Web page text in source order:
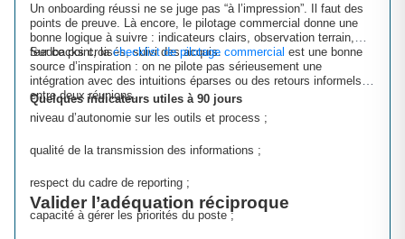
Un onboarding réussi ne se juge pas “à l’impression”. Il faut des
points de preuve. Là encore, le pilotage commercial donne une
bonne logique à suivre : indicateurs clairs, observation terrain,
feedbacks croisés, suivi des acquis.
Sur ce point, lachecklist de pilotage commercial est une bonne
source d’inspiration : on ne pilote pas sérieusement une
intégration avec des intuitions éparses ou des retours informels
entre deux réunions.
Quelques indicateurs utiles à 90 jours
niveau d’autonomie sur les outils et process ;
qualité de la transmission des informations ;
respect du cadre de reporting ;
capacité à gérer les priorités du poste ;
Valider l’adéquation réciproque